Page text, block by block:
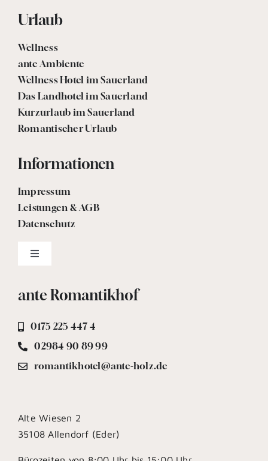
Urlaub
Wellness
ante Ambiente
Wellness Hotel im Sauerland
Das Landhotel im Sauerland
Kurzurlaub im Sauerland
Romantischer Urlaub
Informationen
Impressum
Leistungen & AGB
Datenschutz
Toggle
LkSG – Meldung einreichen
ante Romantikhof
0175 225 447 4
02984 90 89 99
romantikhotel@ante-holz.de
Alte Wiesen 2
35108 Allendorf (Eder)